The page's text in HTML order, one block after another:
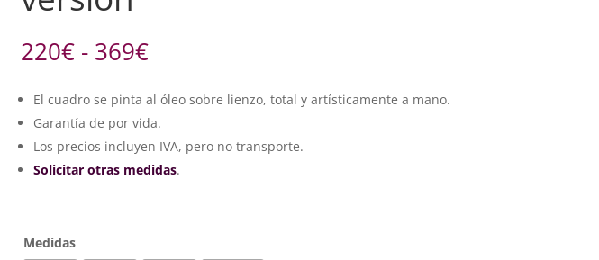
220€ - 369€Rango
de
precios:
desde
220€
hasta
369€
El cuadro se pinta al óleo sobre lienzo, total y artísticamente a mano.
Garantía de por vida.
Los precios incluyen IVA, pero no transporte.
Solicitar otras medidas.
Medidas